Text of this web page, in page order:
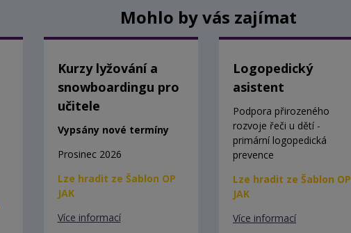
Mohlo by vás zajímat
Kurzy lyžování a
snowboardingu pro
učitele
Vypsány nové termíny
Prosinec 2026
Lze hradit ze Šablon OP
JAK
Více informací
Logopedický
asistent
Podpora přirozeného
rozvoje řeči u dětí -
primární logopedická
prevence
Lze hradit ze Šablon OP
JAK
Více informací